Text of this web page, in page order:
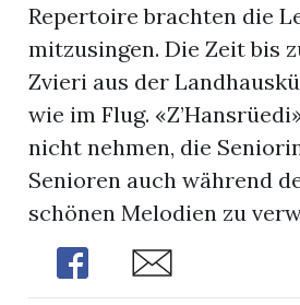
Repertoire brachten die
mitzusingen. Die Zeit bis
Zvieri aus der
wie im Flug.
nicht nehmen, die
Senioren auch während
schönen Melodien zu
Share
Share